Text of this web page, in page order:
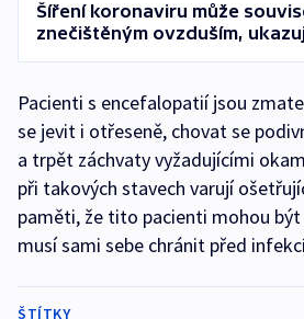
Šíření koronaviru může
znečištěným ovzduším,
Pacienti s encefalopatií jsou
se jevit i otřeseně, chovat se
a trpět záchvaty vyžadujícími
při takových stavech varují
paměti, že tito pacienti mohou
musí sami sebe chránit před
ŠTÍTKY